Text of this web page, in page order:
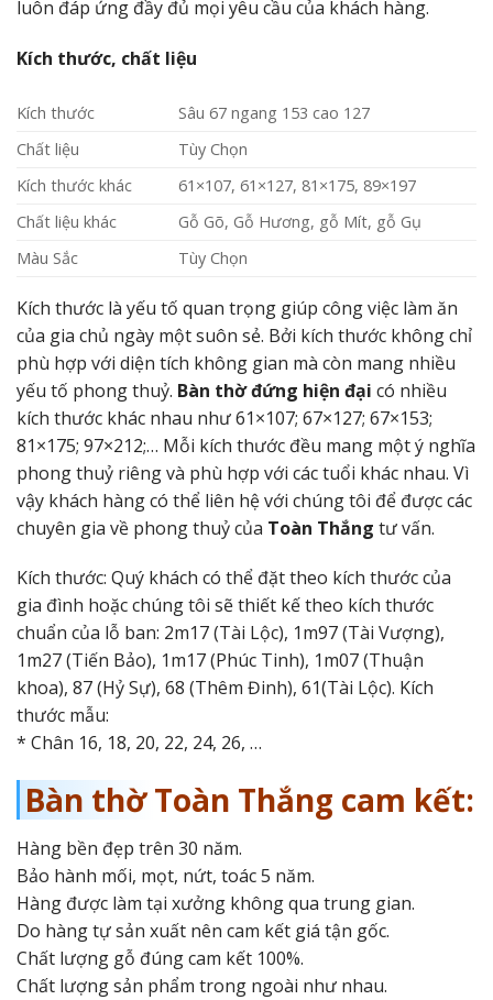
luôn đáp ứng đầy đủ mọi yêu cầu của khách hàng.
Kích thước, chất liệu
Kích thước
Sâu 67 ngang 153 cao 127
Chất liệu
Tùy Chọn
Kích thước khác
61×107, 61×127, 81×175, 89×197
Chất liệu khác
Gỗ Gõ, Gỗ Hương, gỗ Mít, gỗ Gụ
Màu Sắc
Tùy Chọn
Kích thước là yếu tố quan trọng giúp công việc làm ăn
của gia chủ ngày một suôn sẻ. Bởi kích thước không chỉ
phù hợp với diện tích không gian mà còn mang nhiều
yếu tố phong thuỷ. Bàn thờ đứng hiện đại có nhiều
kích thước khác nhau như 61×107; 67×127; 67×153;
81×175; 97×212;… Mỗi kích thước đều mang một ý nghĩa
phong thuỷ riêng và phù hợp với các tuổi khác nhau. Vì
vậy khách hàng có thể liên hệ với chúng tôi để được các
chuyên gia về phong thuỷ của Toàn Thắng tư vấn.
Kích thước: Quý khách có thể đặt theo kích thước của
gia đình hoặc chúng tôi sẽ thiết kế theo kích thước
chuẩn của lỗ ban: 2m17 (Tài Lộc), 1m97 (Tài Vượng),
1m27 (Tiến Bảo), 1m17 (Phúc Tinh), 1m07 (Thuận
khoa), 87 (Hỷ Sự), 68 (Thêm Đinh), 61(Tài Lộc). Kích
thước mẫu:
* Chân 16, 18, 20, 22, 24, 26, …
Bàn thờ Toàn Thắng cam kết:
Hàng bền đẹp trên 30 năm.
Bảo hành mối, mọt, nứt, toác 5 năm.
Hàng được làm tại xưởng không qua trung gian.
Do hàng tự sản xuất nên cam kết giá tận gốc.
Chất lượng gỗ đúng cam kết 100%.
Chất lượng sản phẩm trong ngoài như nhau.